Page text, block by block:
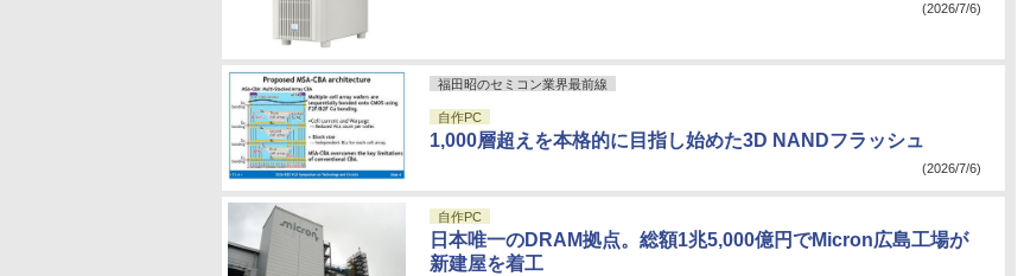
(2026/7/6)
福田昭のセミコン業界最前線
自作PC
1,000層超えを本格的に目指し始めた3D NANDフラッシュ
(2026/7/6)
自作PC
日本唯一のDRAM拠点。総額1兆5,000億円でMicron広島工場が
新建屋を着工